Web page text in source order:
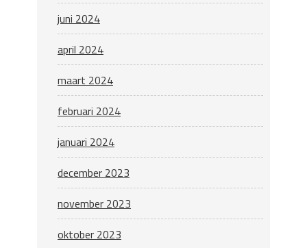
juni 2024
april 2024
maart 2024
februari 2024
januari 2024
december 2023
november 2023
oktober 2023